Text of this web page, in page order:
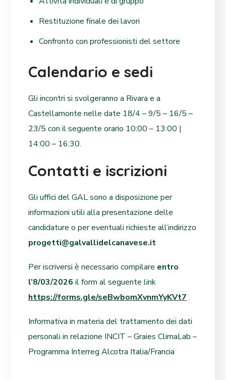
Restituzione finale dei lavori
Confronto con professionisti del settore
Calendario e sedi
Gli incontri si svolgeranno a Rivara e a
Castellamonte nelle date 18/4 – 9/5 – 16/5 –
23/5 con il seguente orario 10:00 – 13:00 |
14:00 – 16:30.
Contatti e iscrizioni
Gli uffici del GAL sono a disposizione per
informazioni utili alla presentazione delle
candidature o per eventuali richieste all’indirizzo
progetti@galvallidelcanavese.it
Per iscriversi è necessario compilare entro
l’8/03/2026il form al seguente link
https://forms.gle/seBwbomXvnmYyKVt7 .
Informativa in materia del trattamento dei dati
personali in relazione INCIT – Graies ClimaLab –
Programma Interreg Alcotra Italia/Francia